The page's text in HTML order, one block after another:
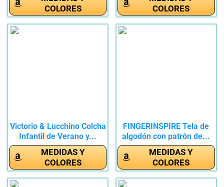
COLORES
COLORES
Victorio & Lucchino Colcha
Infantil de Verano y...
MEDIDAS Y
COLORES
FINGERINSPIRE Tela de
algodón con patrón de...
MEDIDAS Y
COLORES